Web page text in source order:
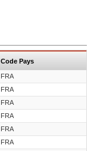
Code Pays
FRA
FRA
FRA
FRA
FRA
FRA